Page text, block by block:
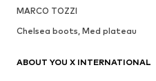
MARCO TOZZI
Chelsea boots, Med plateau
ABOUT YOU X INTERNATIONAL